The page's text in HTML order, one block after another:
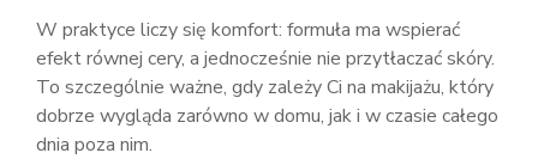
W praktyce liczy się komfort: formuła ma wspierać
efekt równej cery, a jednocześnie nie przytłaczać skóry.
To szczególnie ważne, gdy zależy Ci na makijażu, który
dobrze wygląda zarówno w domu, jak i w czasie całego
dnia poza nim.